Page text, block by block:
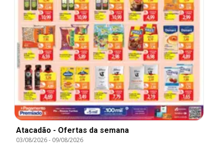
Atacadão - Ofertas da semana
03/08/2026- 09/08/2026